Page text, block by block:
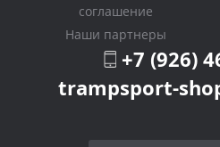
соглашение
Наши партнеры
+7 (926)
trampsport-